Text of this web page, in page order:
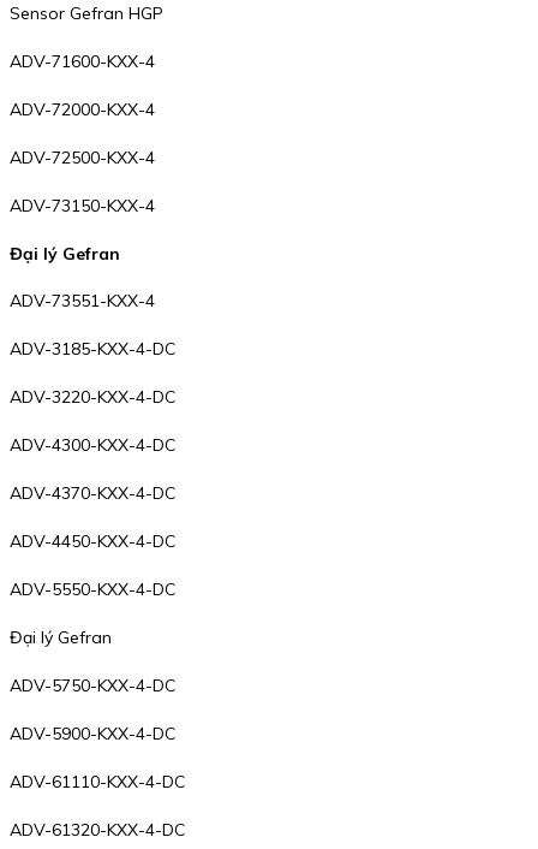
Sensor Gefran HGP
ADV-71600-KXX-4
ADV-72000-KXX-4
ADV-72500-KXX-4
ADV-73150-KXX-4
Đại lý Gefran
ADV-73551-KXX-4
ADV-3185-KXX-4-DC
ADV-3220-KXX-4-DC
ADV-4300-KXX-4-DC
ADV-4370-KXX-4-DC
ADV-4450-KXX-4-DC
ADV-5550-KXX-4-DC
Đại lý Gefran
ADV-5750-KXX-4-DC
ADV-5900-KXX-4-DC
ADV-61110-KXX-4-DC
ADV-61320-KXX-4-DC